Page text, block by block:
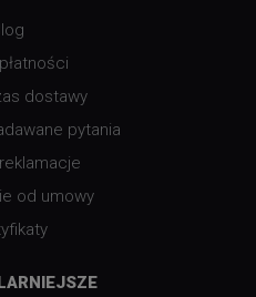
dostawy
pytania
od umowy